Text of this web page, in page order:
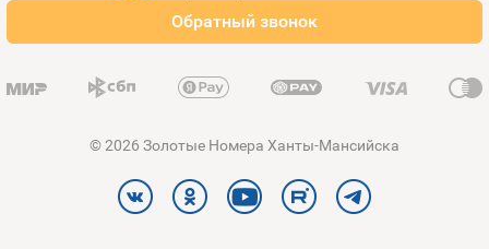
Обратный звонок
© 2026 Золотые Номера Ханты-Мансийска